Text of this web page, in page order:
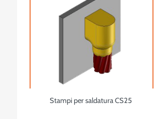
Stampi per saldatura CS25